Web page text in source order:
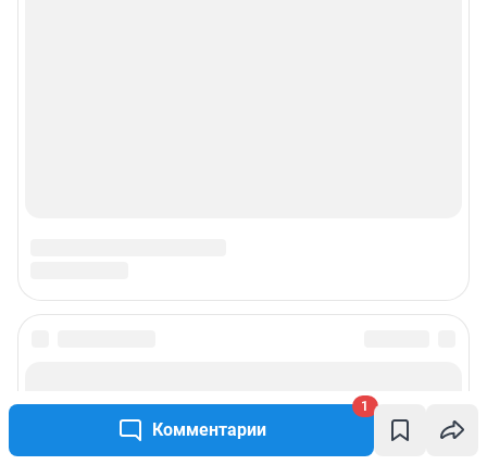
Комментарии
1